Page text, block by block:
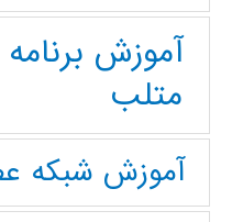
آموزش
متلب
آموزش شبکه